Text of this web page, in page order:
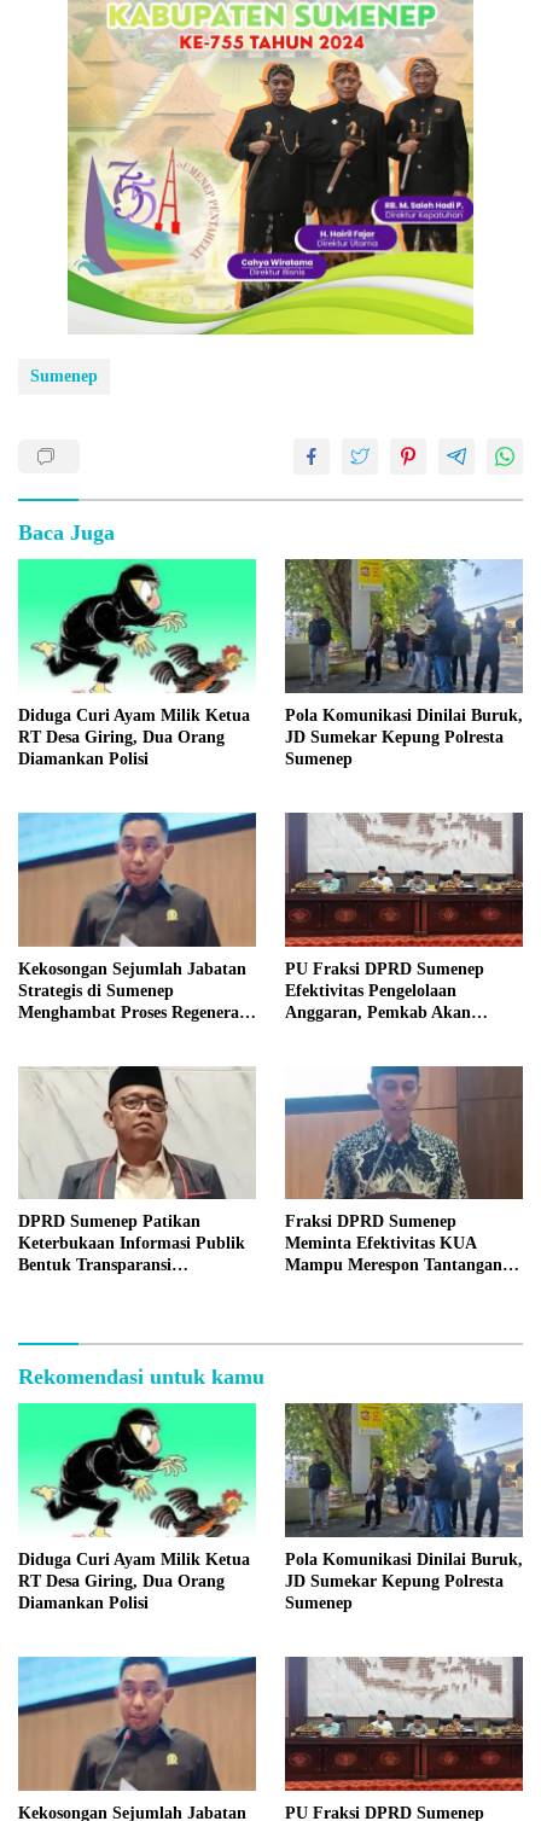
Sumenep
Baca Juga
Diduga Curi Ayam Milik Ketua
RT Desa Giring, Dua Orang
Diamankan Polisi
Pola Komunikasi Dinilai Buruk,
JD Sumekar Kepung Polresta
Sumenep
Kekosongan Sejumlah Jabatan
Strategis di Sumenep
Menghambat Proses Regenerasi
PU Fraksi DPRD Sumenep
Efektivitas Pengelolaan
Anggaran, Pemkab Akan
DPRD Sumenep Patikan
Keterbukaan Informasi Publik
Bentuk Transparansi
Fraksi DPRD Sumenep
Meminta Efektivitas KUA
Mampu Merespon Tantangan
Rekomendasi untuk kamu
Diduga Curi Ayam Milik Ketua
RT Desa Giring, Dua Orang
Diamankan Polisi
Pola Komunikasi Dinilai Buruk,
JD Sumekar Kepung Polresta
Sumenep
Kekosongan Sejumlah Jabatan
PU Fraksi DPRD Sumenep